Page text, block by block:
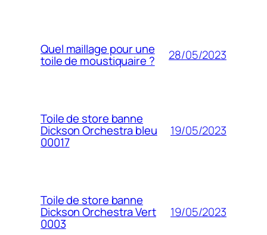
Quel maillage pour une
toile de moustiquaire ? 28/05/2023
Toile de store banne
Dickson Orchestra bleu
00017
19/05/2023
Toile de store banne
Dickson Orchestra Vert
0003
19/05/2023